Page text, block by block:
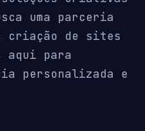
uma parceria
criação de sites
aqui para
personalizada e